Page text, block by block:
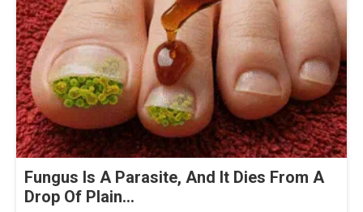
Fungus Is A Parasite, And It Dies From A
Drop Of Plain...